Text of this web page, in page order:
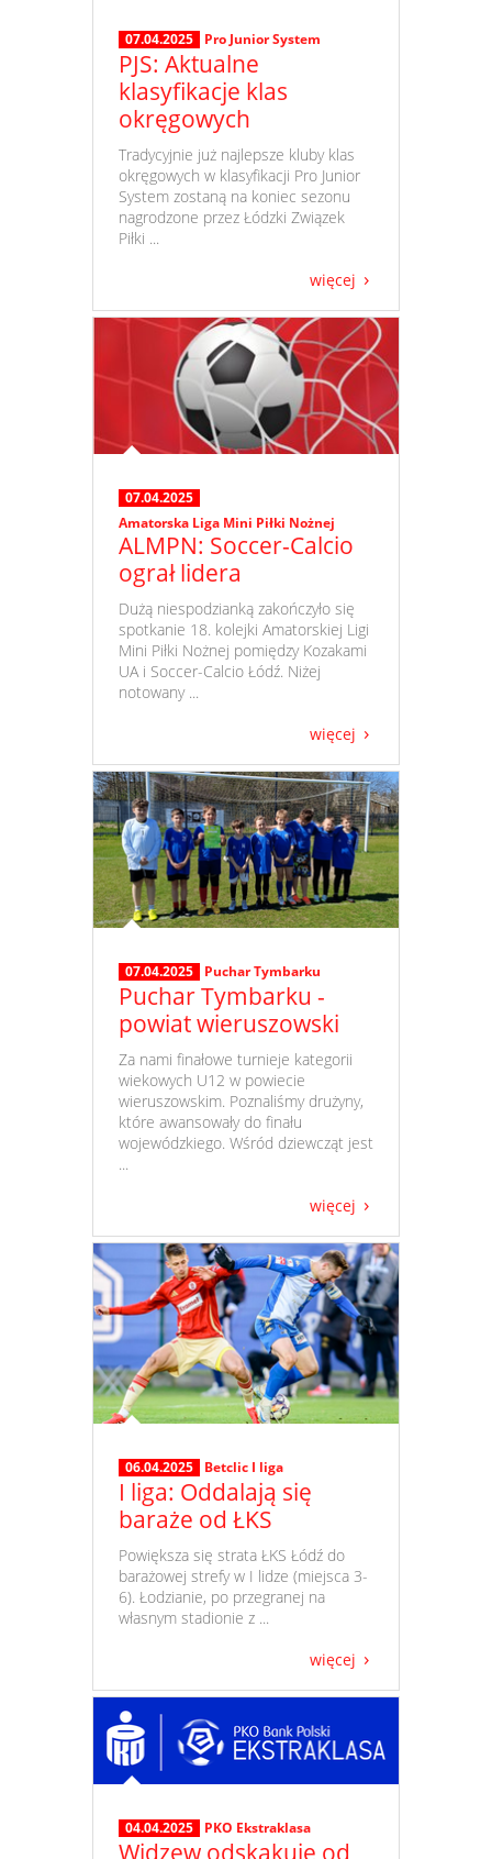
07.04.2025 Pro Junior System
PJS: Aktualne
klasyfikacje klas
okręgowych
​ Tradycyjnie już najlepsze kluby klas
okręgowych w klasyfikacji Pro Junior
System zostaną na koniec sezonu
nagrodzone przez Łódzki Związek
Piłki ...
więcej
07.04.2025
Amatorska Liga Mini Piłki Nożnej
ALMPN: Soccer-Calcio
ograł lidera
​ Dużą niespodzianką zakończyło się
spotkanie 18. kolejki Amatorskiej Ligi
Mini Piłki Nożnej pomiędzy Kozakami
UA i Soccer-Calcio Łódź. Niżej
notowany ...
więcej
07.04.2025 Puchar Tymbarku
Puchar Tymbarku -
powiat wieruszowski
​ Za nami finałowe turnieje kategorii
wiekowych U12 w powiecie
wieruszowskim. Poznaliśmy drużyny,
które awansowały do finału
wojewódzkiego. Wśród dziewcząt jest
...
więcej
06.04.2025 Betclic I liga
I liga: Oddalają się
baraże od ŁKS
​ Powiększa się strata ŁKS Łódź do
barażowej strefy w I lidze (miejsca 3-
6). Łodzianie, po przegranej na
własnym stadionie z ...
więcej
04.04.2025 PKO Ekstraklasa
Widzew odskakuje od